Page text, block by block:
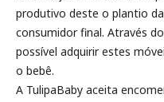
produtivo deste o plantio
consumidor final. Através
possível adquirir estes
o bebê.
A TulipaBaby aceita